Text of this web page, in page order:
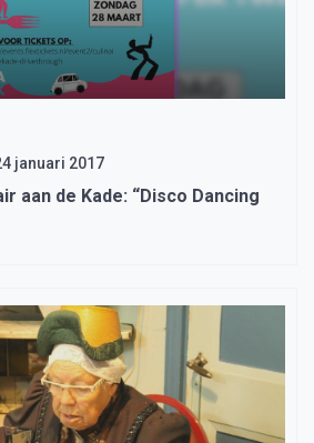
januari 2017
aan de Kade: “Disco Dancing